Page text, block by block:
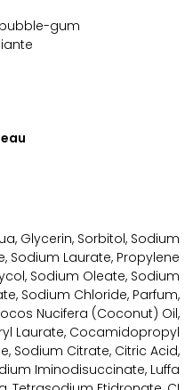
gum
Glycerin, Sorbitol, Sodium
Sodium Laurate, Propylene
Sodium Oleate, Sodium
Sodium Chloride, Parfum,
Nucifera (Coconut) Oil,
Laurate, Cocamidopropyl
Sodium Citrate, Citric Acid,
Iminodisuccinate, Luffa